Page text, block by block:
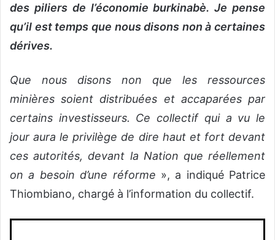
des piliers de l’économie burkinabè. Je pense
qu’il est temps que nous disons non à certaines
dérives.
Que nous disons non que les ressources
minières soient distribuées et accaparées par
certains investisseurs. Ce collectif qui a vu le
jour aura le privilège de dire haut et fort devant
ces autorités, devant la Nation que réellement
on a besoin d’une réforme », a indiqué Patrice
Thiombiano, chargé à l’information du collectif.